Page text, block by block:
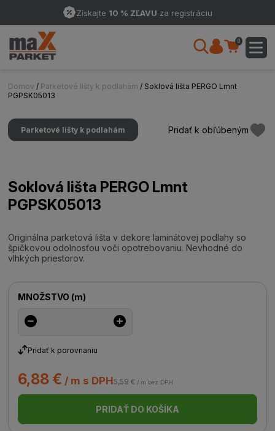
Získajte 10 % ZĽAVU za registráciu
0
Domov / Parketové lišty k podlahám / Soklová lišta PERGO Lmnt
PGPSK05013
Parketové lišty k podlahám Pridať k obľúbeným
Soklová lišta PERGO Lmnt
PGPSK05013
Originálna parketová lišta v dekore laminátovej podlahy so
špičkovou odolnosťou voči opotrebovaniu. Nevhodné do
vlhkých priestorov.
MNOŽSTVO (m)
Pridať k porovnaniu
6,88 € / m s DPH5,59 € / m bez DPH
PRIDAŤ DO KOŠÍKA